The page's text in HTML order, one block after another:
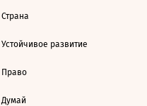
Страна
Устойчивое развитие
Право
Думай